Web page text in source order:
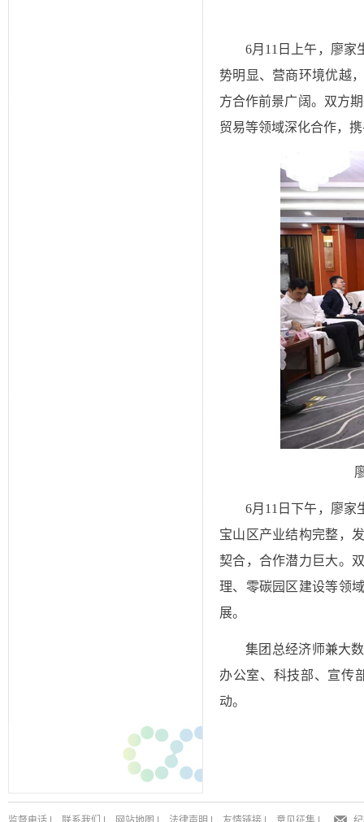
势明显、营商环境优越
方合作前景广阔。双方
贸易等领域深化合作，
6月11日下午，廖
宝山区产业结构完整，
契合，合作潜力巨大。
理、零碳园区建设等领
展。
办公室、科技部、宣
动。
监督电话 法律声明
中国节能环保集团有限公司 版权所有 Copyright © 1988-2023 All Right Reserved